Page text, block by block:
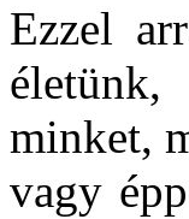
Ezzel
minket,
vagy